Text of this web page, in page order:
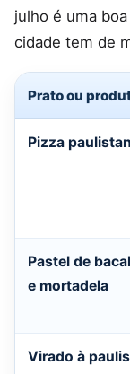
julho é uma
cidade tem de
Prato ou
Pizza
Pastel de
e mortadela
Virado à